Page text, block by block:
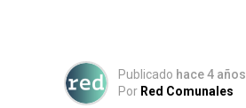
Publicado hace 4 años
Por Red Comunales